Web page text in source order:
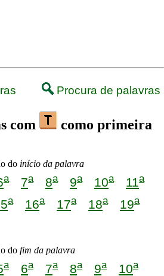
Procura de palavras
com
como primeira
do início da palavra
a 7a 8a 9a 10a 11a
a 16a 17a 18a 19a
do fim da palavra
a 6a 7a 8a 9a 10a